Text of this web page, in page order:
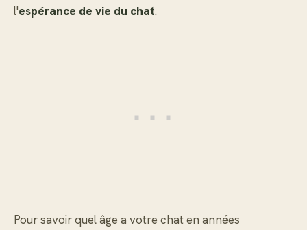
l'espérance de vie du chat.
Pour savoir quel âge a votre chat en années